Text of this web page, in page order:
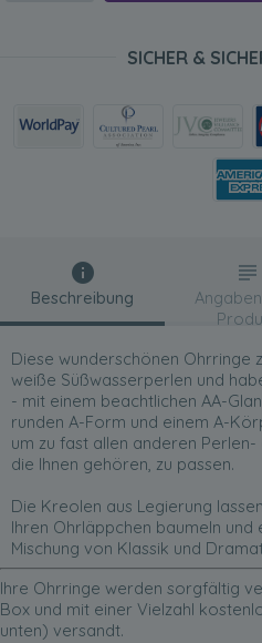
SICHER &
Beschreibung
Diese wunderschönen Ohrringe
weiße Süßwasserperlen und
- mit einem beachtlichen AA-
runden A-Form und einem A-
um zu fast allen anderen
die Ihnen gehören, zu passen.
Die Kreolen aus Legierung
Ihren Ohrläppchen baumeln
Mischung von Klassik und
Ihre Ohrringe werden sorgfältig
Box und mit einer Vielzahl
unten) versandt.